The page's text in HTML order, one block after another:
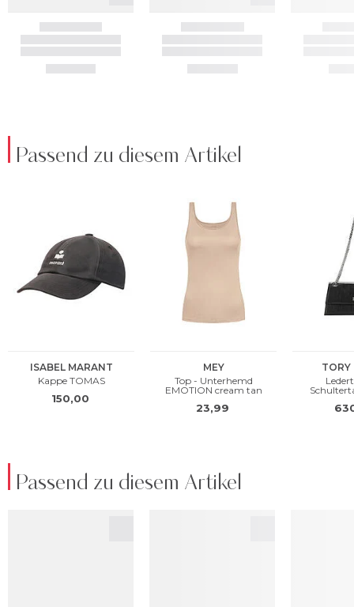
Passend zu diesem Artikel
Passend zu diesem Artikel